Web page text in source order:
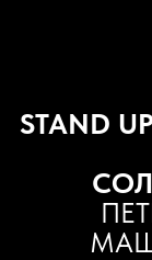
STAND